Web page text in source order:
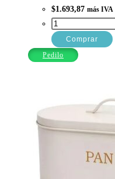
$1.693,87 más IVA
ABRELATAS
U?
A
Comprar
Pedilo